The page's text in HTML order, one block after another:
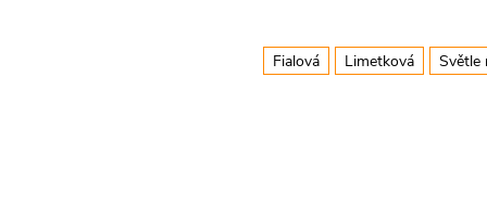
Fialová Limetková Světle